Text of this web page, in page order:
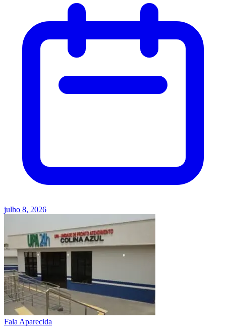
julho 8, 2026
Fala Aparecida